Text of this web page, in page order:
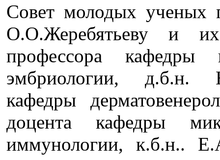
Совет молодых
О.О.Жеребятьеву и
профессора кафедры
эмбриологии, д.б.н.
кафедры
доцента кафедры
иммунологии, к.б.н..